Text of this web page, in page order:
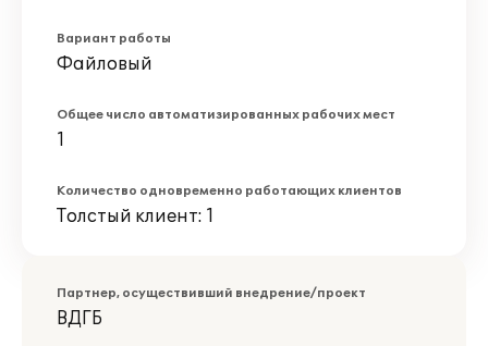
Вариант работы
Файловый
Общее число автоматизированных рабочих мест
1
Количество одновременно работающих клиентов
Толстый клиент: 1
Партнер, осуществивший внедрение/проект
ВДГБ